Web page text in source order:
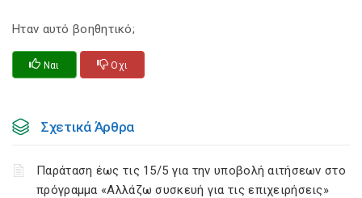
Ηταν αυτό βοηθητικό;
Ναι Οχι
Σχετικά Άρθρα
Παράταση έως τις 15/5 για την υποβολή αιτήσεων στο
πρόγραμμα «Αλλάζω συσκευή για τις επιχειρήσεις»